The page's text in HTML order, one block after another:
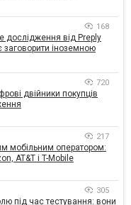
168
дослідження від Preply
іноземною
720
двійники покупців
217
мобільним оператором:
AT&T і T-Mobile
305
під час тестування: вони